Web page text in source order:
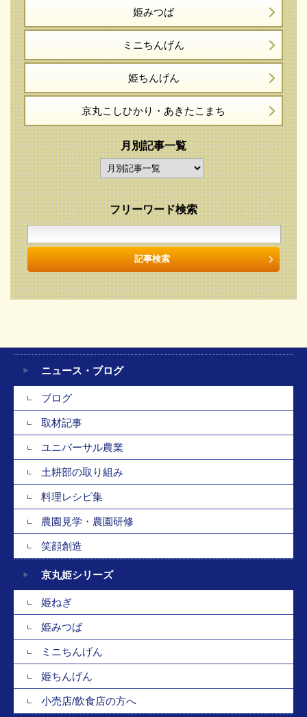
姫みつば
ミニちんげん
姫ちんげん
京丸こしひかり・ あきたこまち
月別記事一覧
フリーワード検索
ニュース・ブログ
ブログ
取材記事
ユニバーサル農業
土耕部の取り組み
料理レシピ集
農園見学・農園研修
笑顔創造
京丸姫シリーズ
姫ねぎ
姫みつば
ミニちんげん
姫ちんげん
小売店/飲食店の方へ